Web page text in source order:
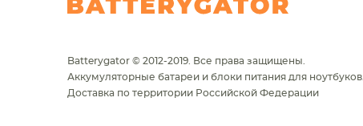
Batterygator © 2012-2019. Все права защищены.
Аккумуляторные батареи и блоки питания для ноутбуков.
Доставка по территории Российской Федерации